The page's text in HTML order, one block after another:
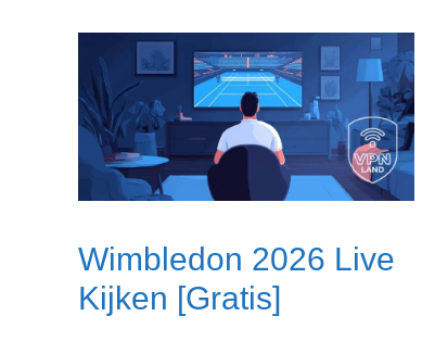
Wimbledon 2026 Live
Kijken [Gratis]